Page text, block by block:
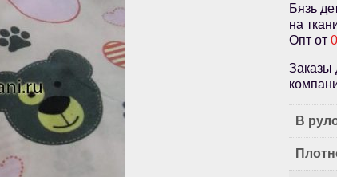
Бязь
на
Опт от
Заказы
В